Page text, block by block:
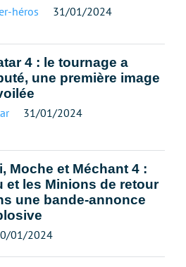
héros 31/01/2024
4 : le tournage a
une première image
31/01/2024
Moche et Méchant 4 :
et les Minions de retour
une bande-annonce
01/2024